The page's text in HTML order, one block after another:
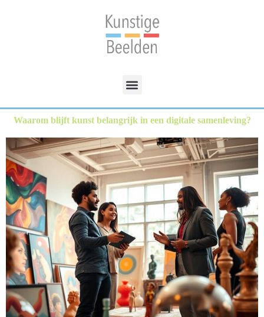
Waarom blijft kunst belangrijk in een digitale samenleving?